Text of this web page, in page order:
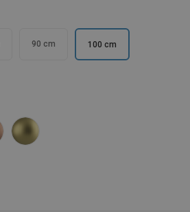
90 cm 100 cm